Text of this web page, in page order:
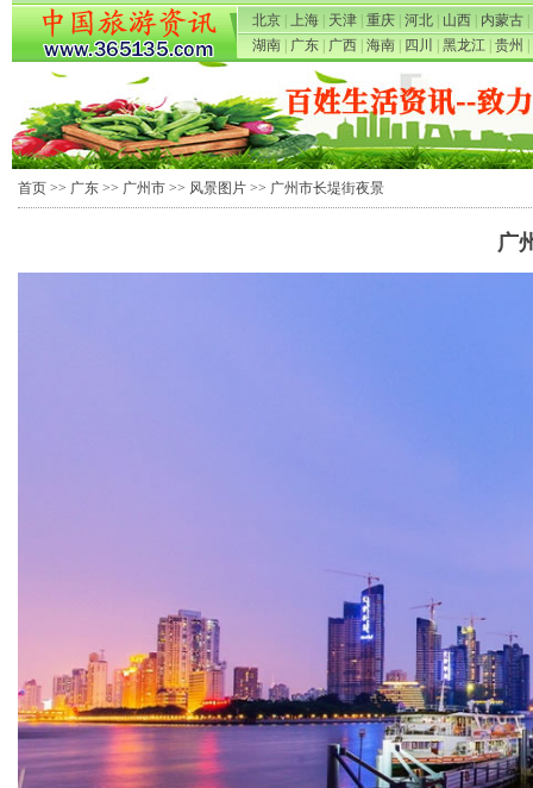
北京 上海 天津 重庆 河北 山西 内蒙古
湖南
广东 广西 海南 四川 黑龙江 贵州
首页 >> 广东 >> 广州市 >> 风景图片 >> 广州市长堤街夜景
广